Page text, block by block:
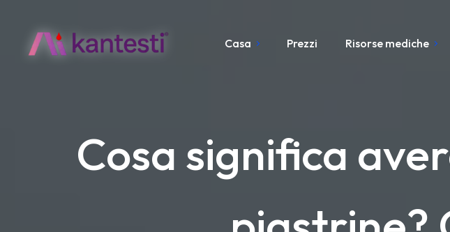
Casa Prezzi Risorse mediche
Cosa significa